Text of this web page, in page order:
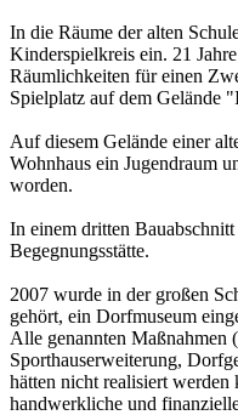
In die Räume der alten
Kinderspielkreis ein. 21
Räumlichkeiten für einen
Spielplatz auf dem Gelände
Auf diesem Gelände einer
Wohnhaus ein Jugendraum
worden.
In einem dritten
Begegnungsstätte.
2007 wurde in der großen
gehört, ein Dorfmuseum
Alle genannten Maßnahmen
Sporthauserweiterung,
hätten nicht realisiert
handwerkliche und